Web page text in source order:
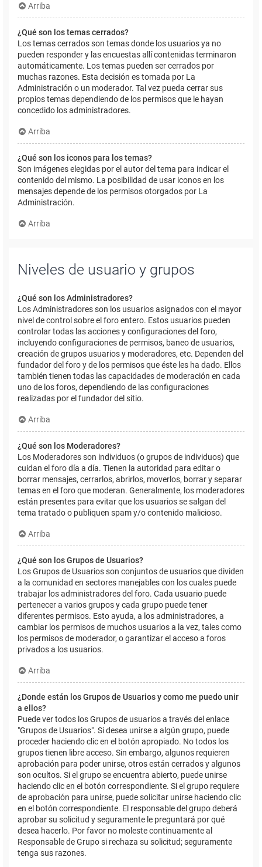
Arriba
¿Qué son los temas cerrados?
Los temas cerrados son temas donde los usuarios ya no
pueden responder y las encuestas allí contenidas terminaron
automáticamente. Los temas pueden ser cerrados por
muchas razones. Esta decisión es tomada por La
Administración o un moderador. Tal vez pueda cerrar sus
propios temas dependiendo de los permisos que le hayan
concedido los administradores.
Arriba
¿Qué son los iconos para los temas?
Son imágenes elegidas por el autor del tema para indicar el
contenido del mismo. La posibilidad de usar iconos en los
mensajes depende de los permisos otorgados por La
Administración.
Arriba
Niveles de usuario y grupos
¿Qué son los Administradores?
Los Administradores son los usuarios asignados con el mayor
nivel de control sobre el foro entero. Estos usuarios pueden
controlar todas las acciones y configuraciones del foro,
incluyendo configuraciones de permisos, baneo de usuarios,
creación de grupos usuarios y moderadores, etc. Dependen del
fundador del foro y de los permisos que éste les ha dado. Ellos
también tienen todas las capacidades de moderación en cada
uno de los foros, dependiendo de las configuraciones
realizadas por el fundador del sitio.
Arriba
¿Qué son los Moderadores?
Los Moderadores son individuos (o grupos de individuos) que
cuidan el foro día a día. Tienen la autoridad para editar o
borrar mensajes, cerrarlos, abrirlos, moverlos, borrar y separar
temas en el foro que moderan. Generalmente, los moderadores
están presentes para evitar que los usuarios se salgan del
tema tratado o publiquen spam y/o contenido malicioso.
Arriba
¿Qué son los Grupos de Usuarios?
Los Grupos de Usuarios son conjuntos de usuarios que dividen
a la comunidad en sectores manejables con los cuales puede
trabajar los administradores del foro. Cada usuario puede
pertenecer a varios grupos y cada grupo puede tener
diferentes permisos. Esto ayuda, a los administradores, a
cambiar los permisos de muchos usuarios a la vez, tales como
los permisos de moderador, o garantizar el acceso a foros
privados a los usuarios.
Arriba
¿Donde están los Grupos de Usuarios y como me puedo unir
a ellos?
Puede ver todos los Grupos de usuarios a través del enlace
"Grupos de Usuarios". Si desea unirse a algún grupo, puede
proceder haciendo clic en el botón apropiado. No todos los
grupos tienen libre acceso. Sin embargo, algunos requieren
aprobación para poder unirse, otros están cerrados y algunos
son ocultos. Si el grupo se encuentra abierto, puede unirse
haciendo clic en el botón correspondiente. Si el grupo requiere
de aprobación para unirse, puede solicitar unirse haciendo clic
en el botón correspondiente. El responsable del grupo deberá
aprobar su solicitud y seguramente le preguntará por qué
desea hacerlo. Por favor no moleste continuamente al
Responsable de Grupo si rechaza su solicitud; seguramente
tenga sus razones.